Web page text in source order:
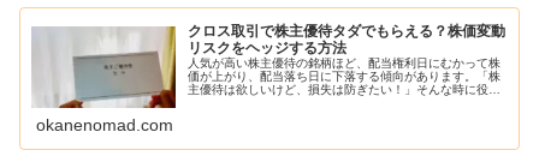
クロス取引で株主優待タダでもらえる？株価変動
リスクをヘッジする方法
人気が高い株主優待の銘柄ほど、配当権利日にむかって株
価が上がり、配当落ち日に下落する傾向があります。「株
主優待は欲しいけど、損失は防ぎたい！」そんな時に役に
okanenomad.com